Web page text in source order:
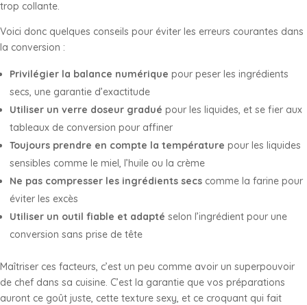
trop collante.
Voici donc quelques conseils pour éviter les erreurs courantes dans
la conversion :
Privilégier la balance numérique pour peser les ingrédients
secs, une garantie d’exactitude
Utiliser un verre doseur gradué pour les liquides, et se fier aux
tableaux de conversion pour affiner
Toujours prendre en compte la température pour les liquides
sensibles comme le miel, l’huile ou la crème
Ne pas compresser les ingrédients secs comme la farine pour
éviter les excès
Utiliser un outil fiable et adapté selon l’ingrédient pour une
conversion sans prise de tête
Maîtriser ces facteurs, c’est un peu comme avoir un superpouvoir
de chef dans sa cuisine. C’est la garantie que vos préparations
auront ce goût juste, cette texture sexy, et ce croquant qui fait